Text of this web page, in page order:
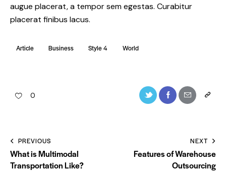
augue placerat, a tempor sem egestas. Curabitur
placerat finibus lacus.
Article Business Style 4 World
0
Twitter-FacebookShare- Copy
Post
navigation
PREVIOUS
What is Multimodal
Transportation Like?
NEXT
Features of Warehouse
Outsourcing